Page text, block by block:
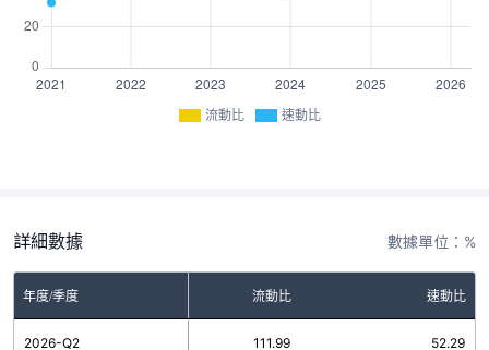
流動比 速動比
詳細數據 數據單位：%
年度/季度 流動比 速動比
2026-Q2 111.99 52.29